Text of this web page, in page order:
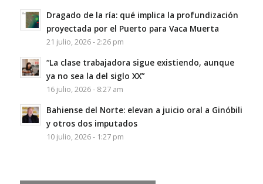
Dragado de la ría: qué implica la profundización
proyectada por el Puerto para Vaca Muerta
21 julio, 2026 - 2:26 pm
“La clase trabajadora sigue existiendo, aunque
ya no sea la del siglo XX”
16 julio, 2026 - 8:27 am
Bahiense del Norte: elevan a juicio oral a Ginóbili
y otros dos imputados
10 julio, 2026 - 1:27 pm